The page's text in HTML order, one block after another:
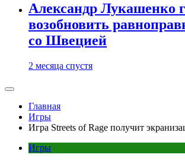
Александр Лукашенко
возобновить
со Швецией
2 месяца спустя
Главная
Игры
Игра Streets of Rage получит
Игры